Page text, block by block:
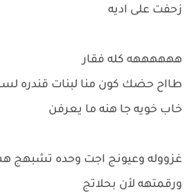
زحفت على اديه
ههههههه كله فقار
طااح حضك كون منا لبنات قندره
خاب خويه جا هنه ما يعرفن
غزووله وعيونج اجت وحده تشبهج
ورقمتهه لأن بحلاتج